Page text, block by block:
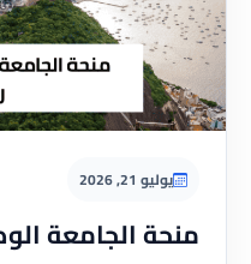
يوليو 21, 2026
منحة الجامعة